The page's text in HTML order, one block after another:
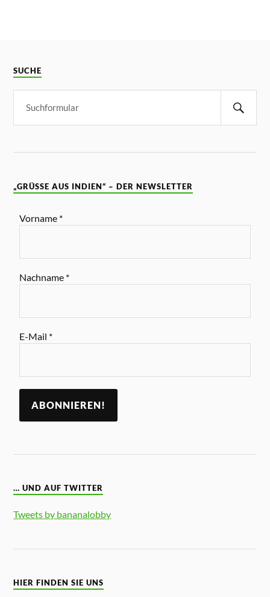
SUCHE
„GRÜSSE AUS INDIEN“ – DER NEWSLETTER
Vorname *
Nachname *
E-Mail *
… UND AUF TWITTER
Tweets by bananalobby
HIER FINDEN SIE UNS